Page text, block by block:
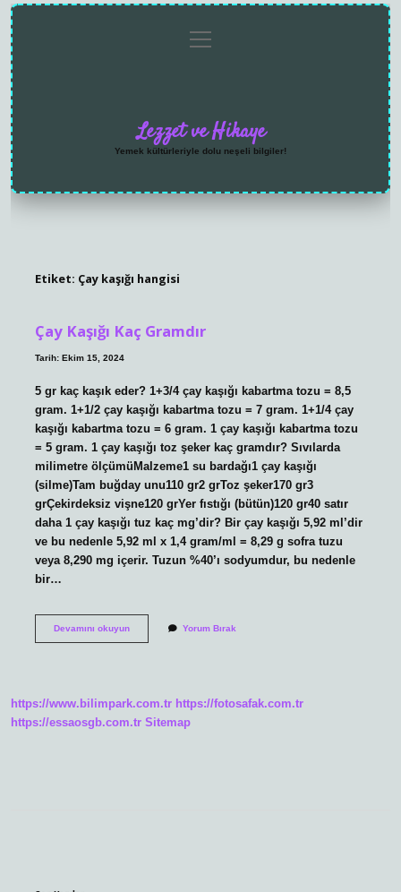
menüyü
aç
Lezzet ve Hikaye
Yemek kültürleriyle dolu neşeli bilgiler!
Etiket: Çay kaşığı hangisi
Çay Kaşığı Kaç Gramdır
Tarih: Ekim 15, 2024
5 gr kaç kaşık eder? 1+3/4 çay kaşığı kabartma tozu = 8,5
gram. 1+1/2 çay kaşığı kabartma tozu = 7 gram. 1+1/4 çay
kaşığı kabartma tozu = 6 gram. 1 çay kaşığı kabartma tozu
= 5 gram. 1 çay kaşığı toz şeker kaç gramdır? Sıvılarda
milimetre ölçümüMalzeme1 su bardağı1 çay kaşığı
(silme)Tam buğday unu110 gr2 grToz şeker170 gr3
grÇekirdeksiz vişne120 grYer fıstığı (bütün)120 gr40 satır
daha 1 çay kaşığı tuz kaç mg’dir? Bir çay kaşığı 5,92 ml’dir
ve bu nedenle 5,92 ml x 1,4 gram/ml = 8,29 g sofra tuzu
veya 8,290 mg içerir. Tuzun %40’ı sodyumdur, bu nedenle
bir…
Devamını okuyunÇay
Yorum Bırak
https://www.bilimpark.com.tr https://fotosafak.com.tr
https://essaosgb.com.tr Sitemap